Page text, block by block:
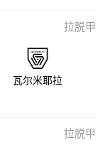
拉脱甲
瓦尔米耶拉
拉脱甲